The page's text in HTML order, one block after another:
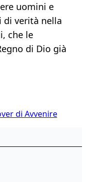
uomini e
di verità nella
che le
di Dio già
di Avvenire